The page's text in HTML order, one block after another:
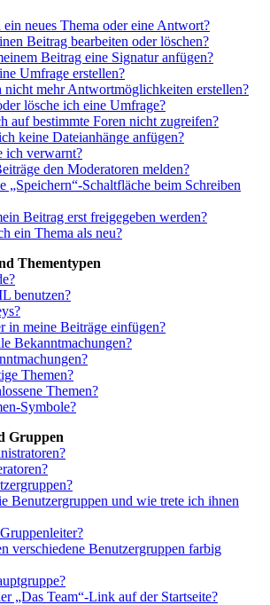
neues Thema oder eine Antwort?
Beitrag bearbeiten oder löschen?
Beitrag eine Signatur anfügen?
Umfrage erstellen?
nicht mehr Antwortmöglichkeiten erstellen?
lösche ich eine Umfrage?
auf bestimmte Foren nicht zugreifen?
keine Dateianhänge anfügen?
ich verwarnt?
den Moderatoren melden?
„Speichern“-Schaltfläche beim Schreiben
Beitrag erst freigegeben werden?
ein Thema als neu?
Thementypen
benutzen?
in meine Beiträge einfügen?
Bekanntmachungen?
Themen?
Themen?
Symbole?
Gruppen
Benutzergruppen und wie trete ich ihnen
verschiedene Benutzergruppen farbig
„Das Team“-Link auf der Startseite?